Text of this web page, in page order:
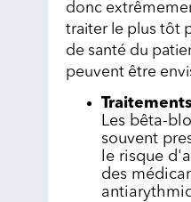
donc
traiter le plus tôt
de santé du
peuvent être
Les bêta-
souvent
le risque
des